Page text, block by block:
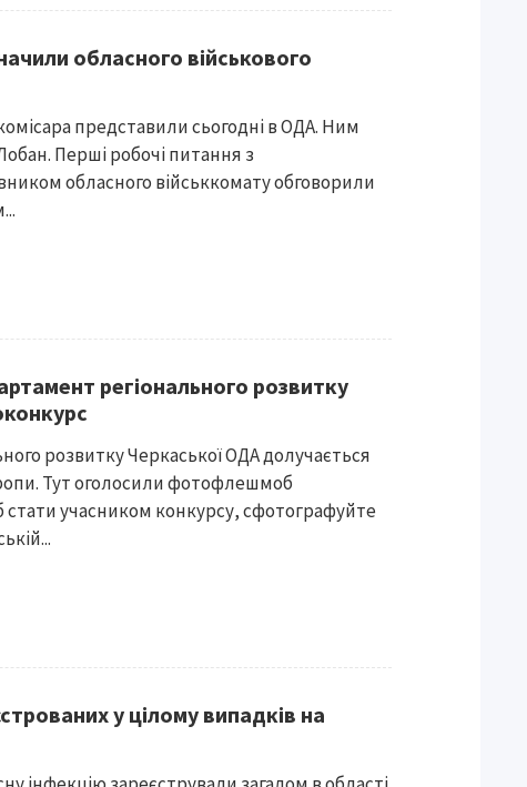
обласного військового
представили сьогодні в ОДА. Ним
Перші робочі питання з
обласного військкомату обговорили
регіонального розвитку
розвитку Черкаської ОДА долучається
Тут оголосили фотофлешмоб
учасником конкурсу, сфотографуйте
у цілому випадків на